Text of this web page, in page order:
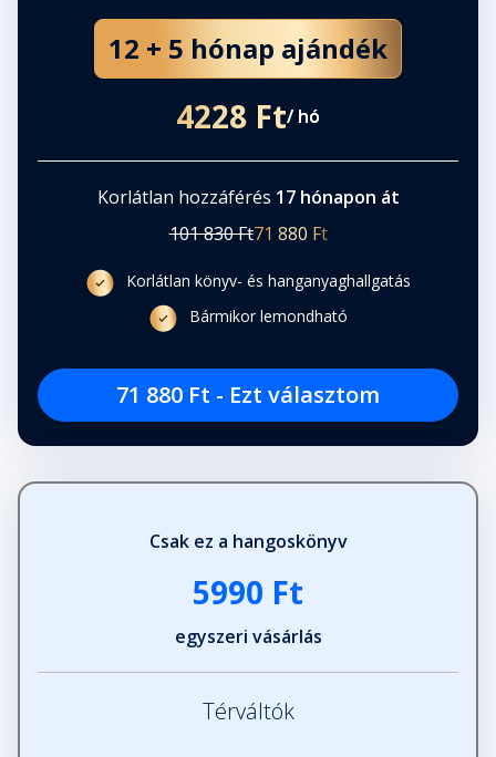
12 + 5 hónap ajándék
4228 Ft/ hó
Korlátlan hozzáférés 17 hónapon át
101 830 Ft71 880 Ft
Korlátlan könyv- és hanganyaghallgatás
Bármikor lemondható
71 880 Ft - Ezt választom
Csak ez a hangoskönyv
5990 Ft
egyszeri vásárlás
Térváltók